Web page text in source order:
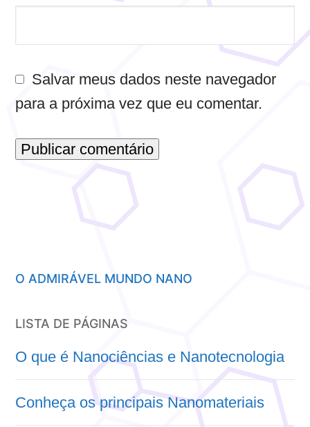
Salvar meus dados neste navegador
para a próxima vez que eu comentar.
O ADMIRÁVEL MUNDO NANO
LISTA DE PÁGINAS
O que é Nanociências e Nanotecnologia
Conheça os principais Nanomateriais